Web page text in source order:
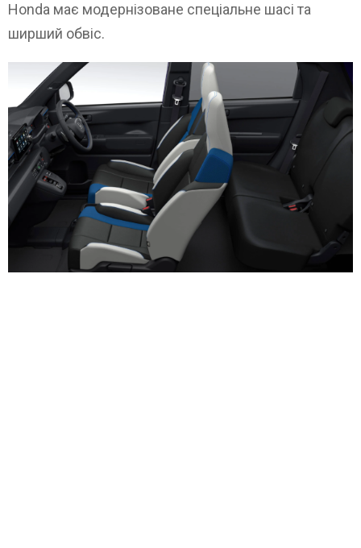
Honda має модернізоване спеціальне шасі та
ширший обвіс.